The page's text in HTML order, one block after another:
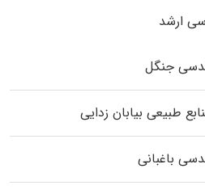
ارشد
جنگل
طبیعی بیابان زدایی
باغبانی